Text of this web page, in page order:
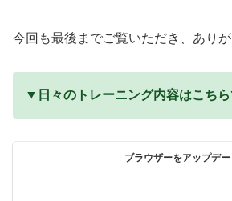
今回も最後までご覧いただき、あり
▼日々のトレーニング内容はこちら
ブラウザーをアップデ